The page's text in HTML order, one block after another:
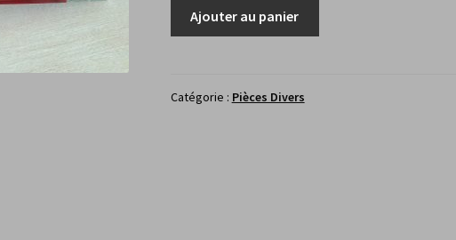
arrière
Ajouter au panier
Catégorie : Pièces Divers